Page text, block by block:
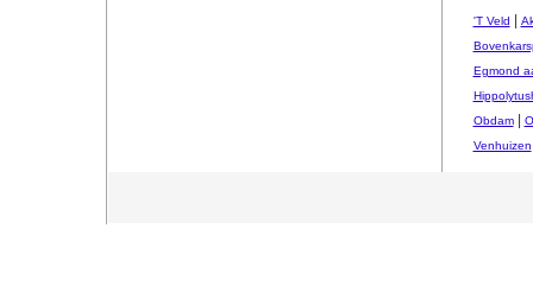
'T Veld
Egmond
Obdam|
Venhuizen